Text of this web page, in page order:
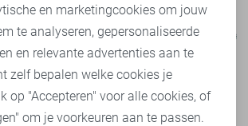
en marketingcookies om jouw
te analyseren, gepersonaliseerde
en relevante advertenties aan te
zelf bepalen welke cookies je
op "Accepteren" voor alle cookies, of
om je voorkeuren aan te passen.